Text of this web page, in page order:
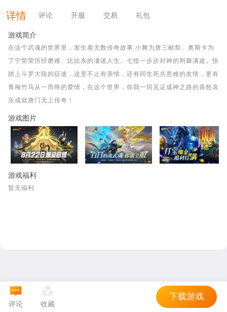
详情 评论 开服 交易 礼包
游戏简介
在这个武魂的世界里，发生着无数传奇故事:小舞为唐三献祭、奥斯卡为
了宁荣荣历经磨难、比比东的凄迷人生、七怪一步步封神的荆棘满途。快
踏上斗罗大陆的征途，这里不止有亲情，还有同生死共患难的友情，更有
青梅竹马从一而终的爱情，在这个世界，你我一同见证成神之路的喜怒哀
乐成就唐门无上传奇！
游戏图片
游戏福利
暂无福利
评论 收藏
下载游戏